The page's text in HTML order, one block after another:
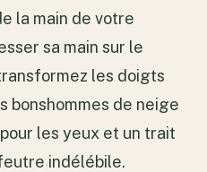
la main de votre
sa main sur le
les doigts
bonshommes de neige
les yeux et un trait
indélébile.